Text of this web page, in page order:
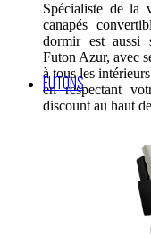
Spécialiste de la
canapés
dormir est aussi
Futon Azur, avec
à tous les
en respectant
discount au haut
FUTONS